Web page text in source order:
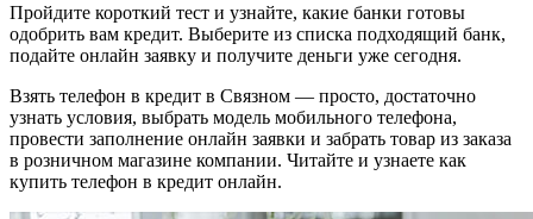
Пройдите короткий тест и узнайте, какие банки готовы
одобрить вам кредит. Выберите из списка подходящий банк,
подайте онлайн заявку и получите деньги уже сегодня.
Взять телефон в кредит в Связном — просто, достаточно
узнать условия, выбрать модель мобильного телефона,
провести заполнение онлайн заявки и забрать товар из заказа
в розничном магазине компании. Читайте и узнаете как
купить телефон в кредит онлайн.